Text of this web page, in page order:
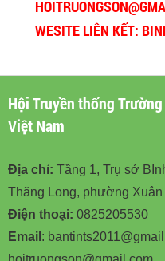
WESITE LIÊN KẾT:
Hội Truyền thống
Việt Nam
Địa chỉ: Tầng 1, Trụ sở
Thăng Long, phường
Điện thoại: 0825205530
Email :